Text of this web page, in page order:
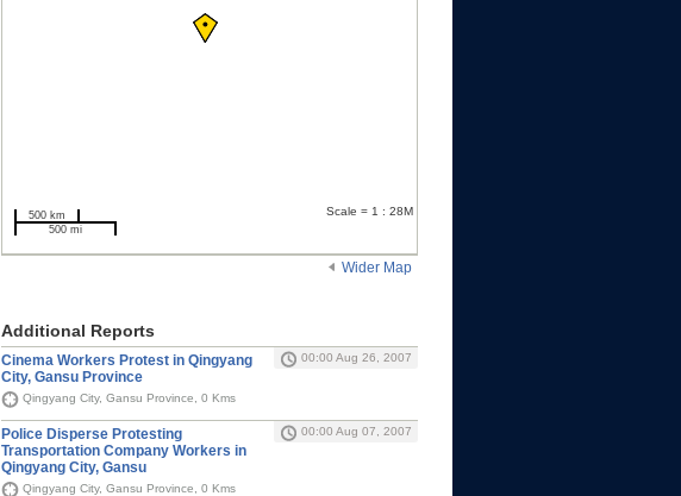
500 km
500 mi
Scale = 1 : 28M
Wider Map
Additional Reports
Cinema Workers Protest in Qingyang
City, Gansu Province
00:00 Aug 26, 2007
Qingyang City, Gansu Province, 0 Kms
Police Disperse Protesting
Transportation Company Workers in
Qingyang City, Gansu
00:00 Aug 07, 2007
Qingyang City, Gansu Province, 0 Kms